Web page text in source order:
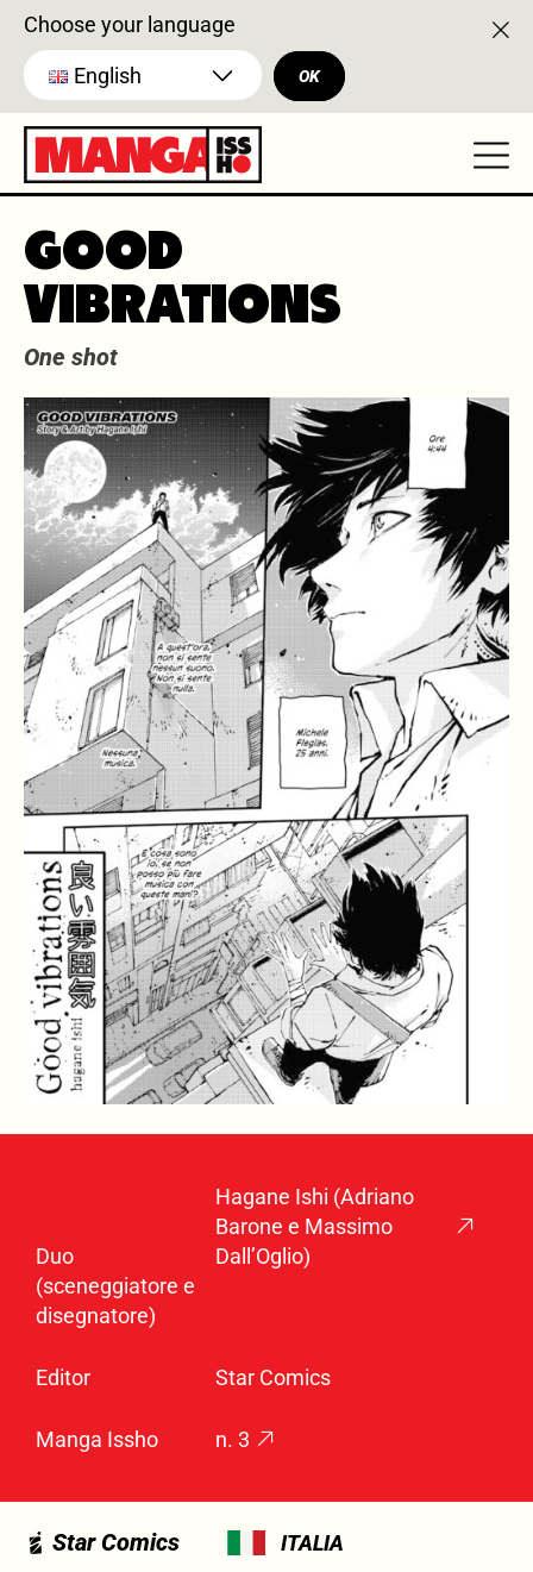
Choose your language
English OK
GOOD
VIBRATIONS
One shot
Duo
(sceneggiatore e
disegnatore)
Hagane Ishi (Adriano
Barone e Massimo
Dall’Oglio)
Editor Star Comics
Manga Issho n. 3
Star Comics ITALIA